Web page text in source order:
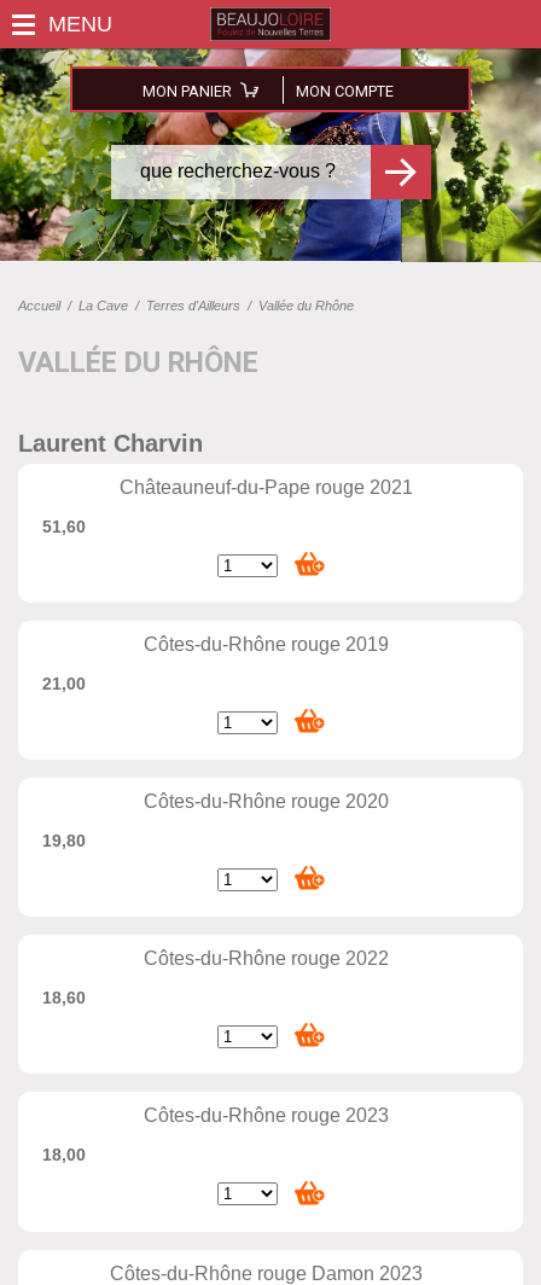
MON PANIER MON COMPTE
Accueil/ La Cave / Terres d'Ailleurs / Vallée du Rhône
VALLÉE DU RHÔNE
Laurent Charvin
Châteauneuf-du-Pape rouge 2021
51,60
Côtes-du-Rhône rouge 2019
21,00
Côtes-du-Rhône rouge 2020
19,80
Côtes-du-Rhône rouge 2022
18,60
Côtes-du-Rhône rouge 2023
18,00
Côtes-du-Rhône rouge Damon 2023